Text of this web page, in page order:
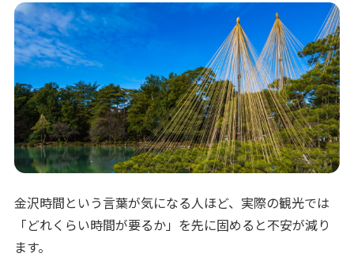
金沢時間という言葉が気になる人ほど、実際の観光では
「どれくらい時間が要るか」を先に固めると不安が減り
ます。